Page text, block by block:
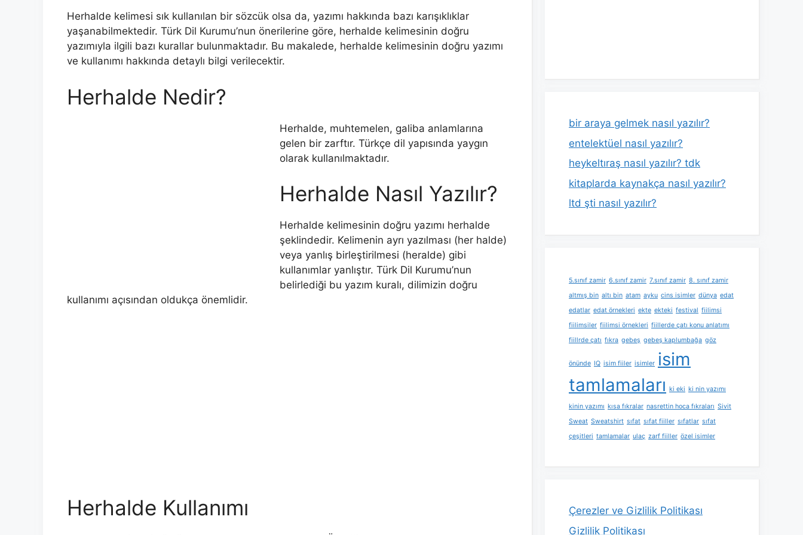
Herhalde kelimesi sık kullanılan bir sözcük olsa da, yazımı hakkında bazı karışıklıklar
yaşanabilmektedir. Türk Dil Kurumu’nun önerilerine göre, herhalde kelimesinin doğru
yazımıyla ilgili bazı kurallar bulunmaktadır. Bu makalede, herhalde kelimesinin doğru yazımı
ve kullanımı hakkında detaylı bilgi verilecektir.
Herhalde Nedir?
Herhalde, muhtemelen, galiba anlamlarına
gelen bir zarftır. Türkçe dil yapısında yaygın
olarak kullanılmaktadır.
Herhalde Nasıl Yazılır?
Herhalde kelimesinin doğru yazımı herhalde
şeklindedir. Kelimenin ayrı yazılması (her halde)
veya yanlış birleştirilmesi (heralde) gibi
kullanımlar yanlıştır. Türk Dil Kurumu’nun
belirlediği bu yazım kuralı, dilimizin doğru
kullanımı açısından oldukça önemlidir.
Herhalde Kullanımı
bir araya gelmek nasıl yazılır?
entelektüel nasıl yazılır?
heykeltıraş nasıl yazılır? tdk
kitaplarda kaynakça nasıl yazılır?
ltd şti nasıl yazılır?
5.sınıf zamir 6.sınıf zamir 7.sınıf zamir 8. sınıf zamir
altmış bin altı bin atam ayku cins isimler dünya edat
edatlar edat örnekleri ekte ekteki festival fiilimsi
fiilimsiler fiilimsi örnekleri fiillerde çatı konu anlatımı
fiillrde çatı fıkra gebeş gebeş kaplumbağa göz
önünde IQ isim fiiler isimler isim
tamlamaları ki eki ki nin yazımı
kinin yazımı kısa fıkralar nasrettin hoca fıkraları Sivit
Sweat Sweatshirt sıfat sıfat fiiller sıfatlar sıfat
çeşitleri tamlamalar ulaç zarf fiiller özel isimler
Çerezler ve Gizlilik Politikası
Gizlilik Politikası